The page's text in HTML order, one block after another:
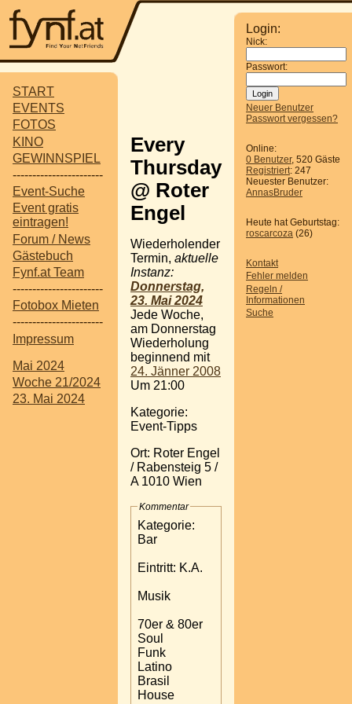
START
EVENTS
FOTOS
KINO
GEWINNSPIEL
-----------------------
Event-Suche
Event gratis
eintragen!
Forum / News
Gästebuch
Fynf.at Team
-----------------------
Fotobox Mieten
-----------------------
Impressum
Mai 2024
Woche 21/2024
23. Mai 2024
Login:
Nick:
Passwort:
Neuer Benutzer
Passwort vergessen?
Online:
0 Benutzer, 520 Gäste
Registriert: 247
Neuester Benutzer:
AnnasBruder
Heute hat Geburtstag:
roscarcoza (26)
Kontakt
Fehler melden
Regeln /
Informationen
Suche
Every
Thursday
@ Roter
Engel
Wiederholender
Termin, aktuelle
Instanz:
Donnerstag,
23. Mai 2024
Jede Woche,
am Donnerstag
Wiederholung
beginnend mit
24. Jänner 2008
Um 21:00
Kategorie:
Event-Tipps
Ort: Roter Engel
/ Rabensteig 5 /
A 1010 Wien
Kommentar
Kategorie:
Bar
Eintritt: K.A.
Musik
70er & 80er
Soul
Funk
Latino
Brasil
House